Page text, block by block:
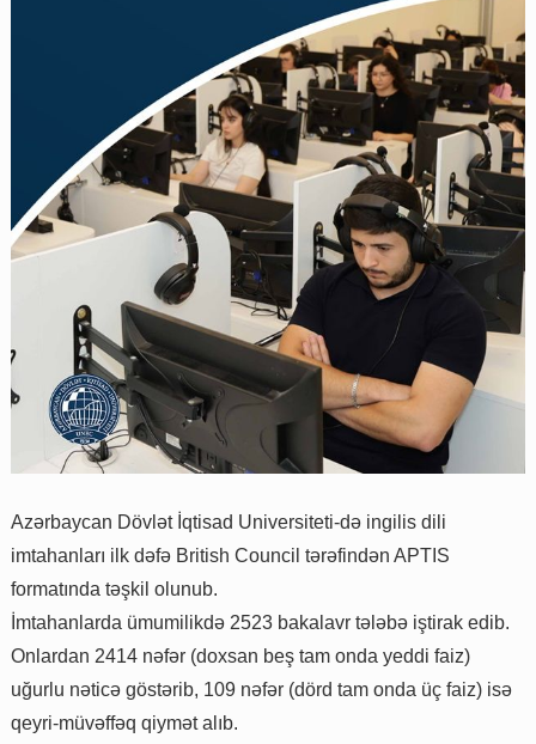
Azərbaycan Dövlət İqtisad Universiteti-də ingilis dili
imtahanları ilk dəfə British Council tərəfindən APTIS
formatında təşkil olunub.
İmtahanlarda ümumilikdə 2523 bakalavr tələbə iştirak edib.
Onlardan 2414 nəfər (doxsan beş tam onda yeddi faiz)
uğurlu nəticə göstərib, 109 nəfər (dörd tam onda üç faiz) isə
qeyri-müvəffəq qiymət alıb.